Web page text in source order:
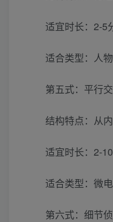
适宜时长：2-5
适合类型：人
第五式：平行
结构特点：从
适宜时长：2-10
适合类型：微
第六式：细节